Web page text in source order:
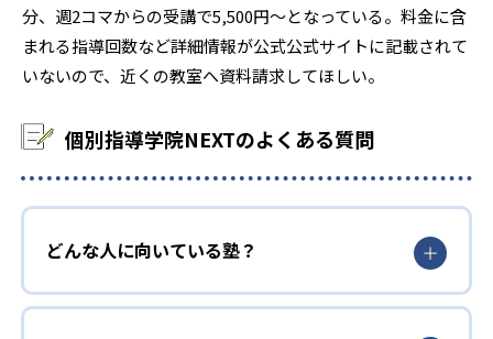
分、週2コマからの受講で5,500円～となっている。料金に含
まれる指導回数など詳細情報が公式公式サイトに記載されて
いないので、近くの教室へ資料請求してほしい。
個別指導学院NEXTのよくある質問
どんな人に向いている塾？